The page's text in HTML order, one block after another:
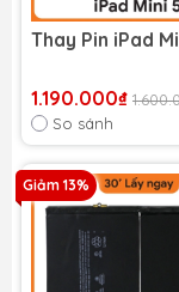
Thay Pin iPad
1.190.000₫
So sánh
Giảm 13%